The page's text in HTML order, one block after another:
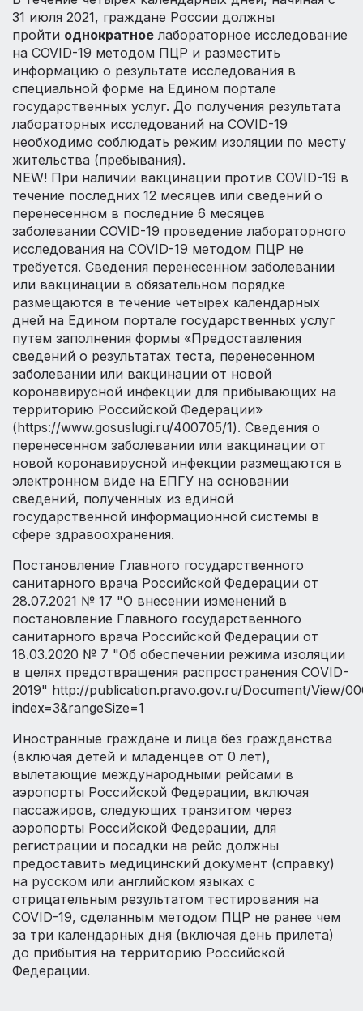
31 июля 2021, граждане России должны
пройти однократное лабораторное исследование
на COVID-19 методом ПЦР и разместить
информацию о результате исследования в
специальной форме на Едином портале
государственных услуг. До получения результата
лабораторных исследований на COVID-19
необходимо соблюдать режим изоляции по месту
жительства (пребывания).
NEW! При наличии вакцинации против COVID-19 в
течение последних 12 месяцев или сведений о
перенесенном в последние 6 месяцев
заболевании COVID-19 проведение лабораторного
исследования на COVID-19 методом ПЦР не
требуется. Сведения перенесенном заболевании
или вакцинации в обязательном порядке
размещаются в течение четырех календарных
дней на Едином портале государственных услуг
путем заполнения формы «Предоставления
сведений о результатах теста, перенесенном
заболевании или вакцинации от новой
коронавирусной инфекции для прибывающих на
территорию Российской Федерации»
(https://www.gosuslugi.ru/400705/1). Сведения о
перенесенном заболевании или вакцинации от
новой коронавирусной инфекции размещаются в
электронном виде на ЕПГУ на основании
сведений, полученных из единой
государственной информационной системы в
сфере здравоохранения.
Постановление Главного государственного
санитарного врача Российской Федерации от
28.07.2021 № 17 "О внесении изменений в
постановление Главного государственного
санитарного врача Российской Федерации от
18.03.2020 № 7 "Об обеспечении режима изоляции
в целях предотвращения распространения СОVID-
2019" http://publication.pravo.gov.ru/Document/View/
index=3&rangeSize=1
Иностранные граждане и лица без гражданства
(включая детей и младенцев от 0 лет),
вылетающие международными рейсами в
аэропорты Российской Федерации, включая
пассажиров, следующих транзитом через
аэропорты Российской Федерации, для
регистрации и посадки на рейс должны
предоставить медицинский документ (справку)
на русском или английском языках с
отрицательным результатом тестирования на
COVID-19, сделанным методом ПЦР не ранее чем
за три календарных дня (включая день прилета)
до прибытия на территорию Российской
Федерации.